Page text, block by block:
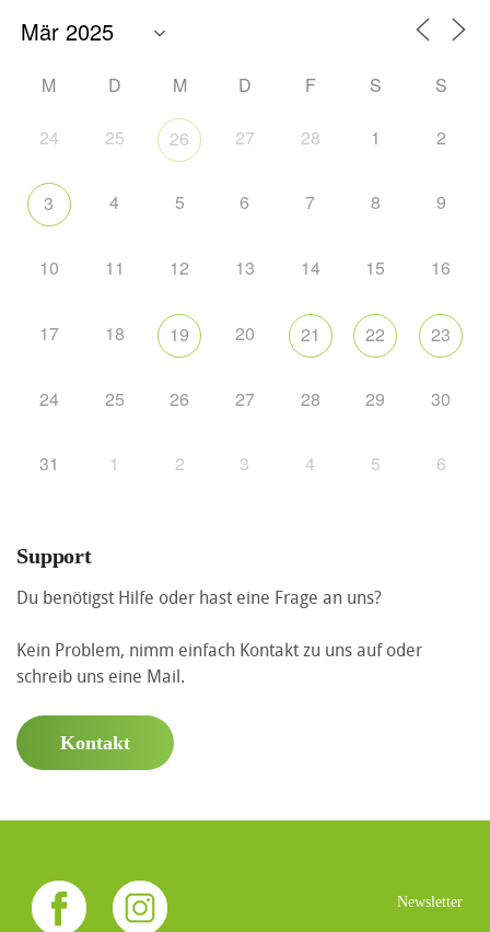
M D M D F S S
24 25 26 27 28 1 2
3 4 5 6 7 8 9
10 11 12 13 14 15 16
17 18 19 20 21 22 23
24 25 26 27 28 29 30
31 1 2 3 4 5 6
Support
Du benötigst Hilfe oder hast eine Frage an uns?
Kein Problem, nimm einfach Kontakt zu uns auf oder
schreib uns eine Mail.
Kontakt
Newsletter